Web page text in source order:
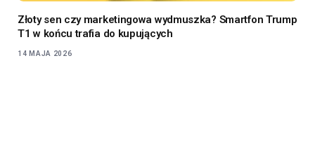
Złoty sen czy marketingowa wydmuszka? Smartfon Trump
T1 w końcu trafia do kupujących
14 MAJA 2026